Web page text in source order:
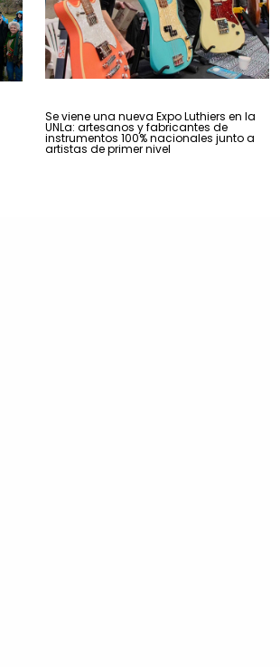
Se viene una nueva Expo Luthiers en la
UNLa: artesanos y fabricantes de
instrumentos 100% nacionales junto a
artistas de primer nivel